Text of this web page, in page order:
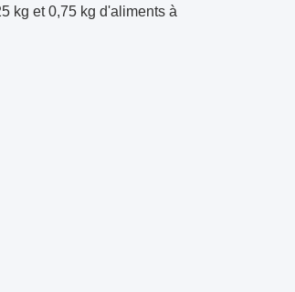
kg et 0,75 kg d'aliments à